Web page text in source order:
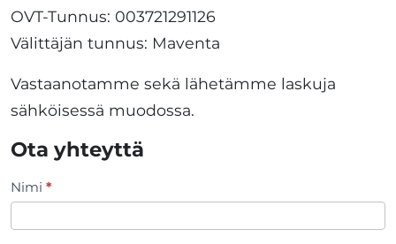
OVT-Tunnus: 003721291126
Välittäjän tunnus: Maventa
Vastaanotamme sekä lähetämme laskuja
sähköisessä muodossa.
Ota yhteyttä
Yhteydenottolomake
Nimi *